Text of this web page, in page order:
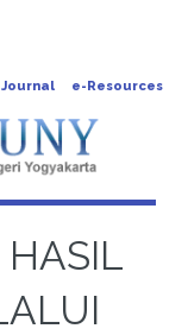
Journal e-Resources